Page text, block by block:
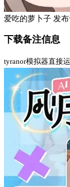
爱吃的萝卜子 发
下载备注信息
tyranor模拟器直接